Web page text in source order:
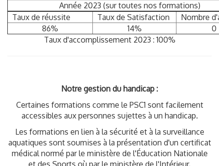
Année 2023 (sur toutes nos formations)
Taux de réussite
Taux de Satisfaction
Nombre
86%
14%
0
Taux d'accomplissement 2023 : 100%
Notre gestion du handicap :
Certaines formations comme le PSC1 sont facilement
accessibles aux personnes sujettes à un handicap.
Les formations en lien à la sécurité et à la surveillance
aquatiques sont soumises à la présentation d'un certificat
médical normé par le ministère de l'Éducation Nationale
et des Sports où par le ministère de l'Intérieur.